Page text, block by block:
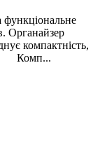
функціональне
Органайзер
компактність,
· Комп...